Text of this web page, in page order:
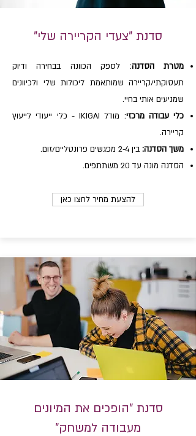
סדנת "צעדי הקריירה שלי"
מטרת הסדנה: לספק הכוונה בבחירה ודיוק
תעסוקתי/קריירה שמותאמת ליכולות שלי ולכיוונים
שמניעים אותי בחיי.
כלי עבודה מרכזי
: מודל IKIGAI - כלי ייעודי לייעוץ
קריירה.
משך הסדנה: בין 2-4 מפגשים פרונטליים/זום.
הסדנה מונה עד 20 משתתפים.
להצעת מחיר לחצו כאן
סדנת "הופכים את המיונים
מעבודה למשחק"